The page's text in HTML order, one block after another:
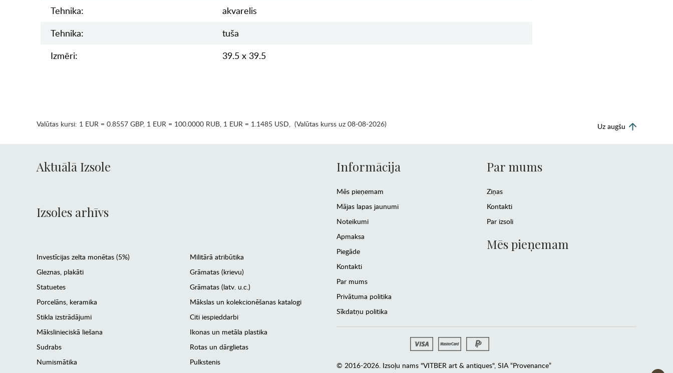
Tehnika:
akvarelis
Tehnika:
tuša
Izmēri:
39.5 x 39.5
Valūtas kursi: 1 EUR = 0.8557 GBP, 1 EUR = 100.0000 RUB, 1 EUR = 1.1485 USD, (Valūtas kurss uz 08-08-2026) Uz augšu
Aktuālā Izsole
Izsoles arhīvs
Investīcijas zelta monētas (5%)
Gleznas, plakāti
Statuetes
Porcelāns, keramika
Stikla izstrādājumi
Mākslinieciskā liešana
Sudrabs
Numismātika
Militārā atribūtika
Grāmatas (krievu)
Grāmatas (latv. u.c.)
Mākslas un kolekcionēšanas katalogi
Citi iespieddarbi
Ikonas un metāla plastika
Rotas un dārglietas
Pulkstenis
Informācija
Mēs pieņemam
Mājas lapas jaunumi
Noteikumi
Apmaksa
Piegāde
Kontakti
Par mums
Privātuma politika
Sīkdatņu politika
Par mums
Ziņas
Kontakti
Par izsoli
Mēs pieņemam
© 2016-2026. Izsoļu nams "VITBER art & antiques", SIA “Provenance”